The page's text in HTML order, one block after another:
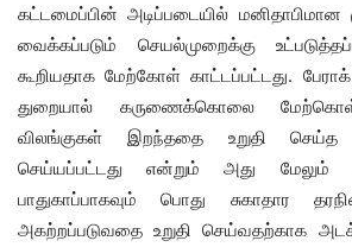
கட்டமைப்பின் அடிப்படையில் மனிதாபிமான
வைக்கப்படும் செயல்முறைக்கு
கூறியதாக மேற்கோள் காட்டப்பட்டது.
துறையால் கருணைக்கொலை
விலங்குகள் இறந்ததை உறுதி
செய்யப்பட்டது என்றும் அது மேலும்
பாதுகாப்பாகவும் பொது சுகாதார
அகற்றப்படுவதை உறுதி செய்வதற்காக